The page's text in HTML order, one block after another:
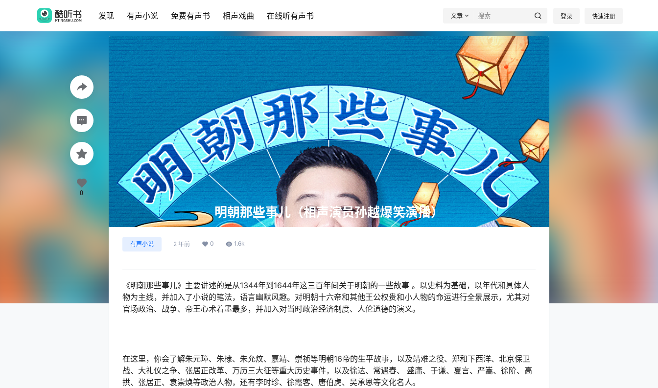
发现 有声小说 免费有声书 相声戏曲 在线听有声书 文章 登录 快速注册
明朝那些事儿（相声演员孙越爆笑演播）
有声小说 2 年前 0 1.6k
《明朝那些事儿》主要讲述的是从1344年到1644年这三百年间关于明朝的一些故事 。以史料为基础，以年代和具体人
物为主线，并加入了小说的笔法，语言幽默风趣。对明朝十六帝和其他王公权贵和小人物的命运进行全景展示，尤其对
官场政治、战争、帝王心术着墨最多，并加入对当时政治经济制度、人伦道德的演义。
在这里，你会了解朱元璋、朱棣、朱允炆、嘉靖、崇祯等明朝16帝的生平故事，以及靖难之役、郑和下西洋、北京保卫
战、大礼仪之争、张居正改革、万历三大征等重大历史事件，以及徐达、常遇春、 盛庸、于谦、夏言、严嵩、徐阶、高
拱、张居正、袁崇焕等政治人物，还有李时珍、徐霞客、唐伯虎、吴承恩等文化名人。
0